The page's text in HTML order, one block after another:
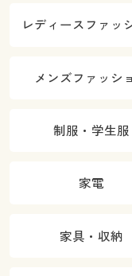
レディースファッ
メンズファッシ
制服・学生服
家電
家具・収納